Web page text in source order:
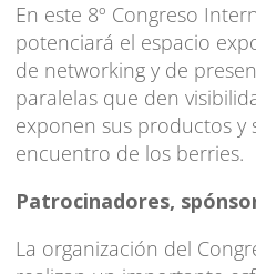
En este 8º Congreso
potenciará el espacio
de networking y de
paralelas que den
exponen sus productos y
encuentro de los berries.
Patrocinadores,
La organización del